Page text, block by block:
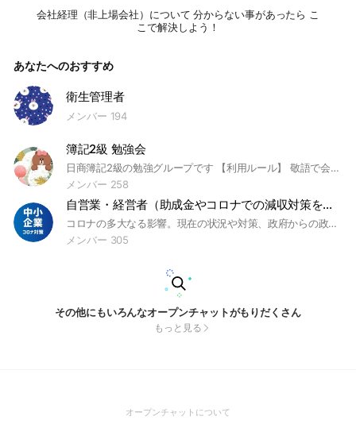
会社経理（非上場会社）について 分からない事があったら こ
こで解決しよう！
あなたへのおすすめ
衛生管理者
メンバー 194
簿記2級 勉強会
日商簿記2級の勉強グループです 【利用ルール】 敬語で会話すること｜建設的な議論を行うこと #簿記 #日商簿記 #資格 #検定 #税理士 #公認会計士 簿記とは 簿記は、企業規模の大小や業種、業態を問わずに、日々の経営活動を記録・計算・整理して、経営成績と財政状態を明らかにする技能です。 簿記を理解することによって、企業の経理事務に必要な会計知識だけではなく、財務諸表を読む力、基礎的な経営管理や分析力が身につきます。また、ビジネスの基本であるコスト感覚も身につきますので、コストを意識した仕事ができるとともに、取引先の経営状況を把握できるために、経理担当者だけではなく、全ての社会人に役立ちます。さらに、公認会計士や税理士等の国家資格を目指す方や他の資格・検定と組み合わせてキャリアアップを考えている方々にも必須の資格といえます。#nolog
メンバー 258
自営業・経営者（助成金やコロナでの減収対策を共有）
コロナの多大なる影響。現在の状況や対策、政府からの政策の活用法など、少しでも情報交換して気持ちが前向きになれば幸いです。 助成金、補助金、税金、家賃、賃料への対応に関する情報交換・共有しましょう。
メンバー 305
その他にもいろんなオープンチャットがもりだくさん
もっと見る
オープンチャットについて